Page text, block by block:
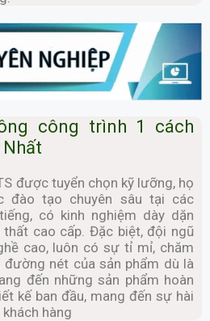
công trình 1 cách
Nhất
được tuyển chọn kỹ lưỡng, họ
đào tạo chuyên sâu tại các
có kinh nghiệm dày dặn
cao cấp. Đặc biệt, đội ngũ
cao, luôn có sự tỉ mỉ, chăm
nét của sản phẩm dù là
đến những sản phẩm hoàn
kế ban đầu, mang đến sự hài
hàng